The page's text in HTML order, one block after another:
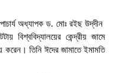
অধ্যাপক ড. মোঃ রইছ উদ্‌দীন
বিশ্ববিদ্যালয়ের কেন্দ্রীয় জামে
তিনি ঈদের জামাতে ইমামতি